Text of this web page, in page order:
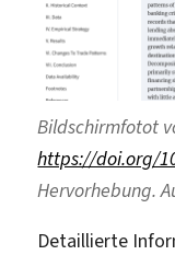
Bildschirmfotot
https://doi.org/
Hervorhebung.
Detaillierte